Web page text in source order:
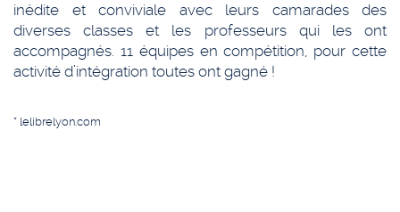
inédite et conviviale avec leurs camarades des
diverses classes et les professeurs qui les ont
accompagnés. 11 équipes en compétition, pour cette
activité d’intégration toutes ont gagné !
* lelibrelyon.com